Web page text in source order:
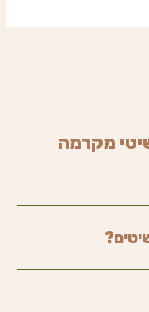
מקרמה